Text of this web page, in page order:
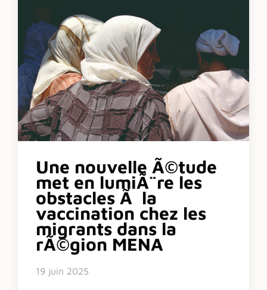
Une nouvelle Ã©tude
met en lumiÃ¨re les
obstacles Ã la
vaccination chez les
migrants dans la
rÃ©gion MENA
19 juin 2025